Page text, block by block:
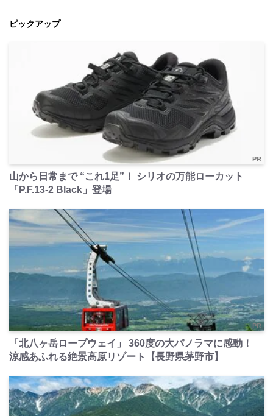
ピックアップ
PR
山から日常まで “これ1足”！ シリオの万能ローカット
「P.F.13-2 Black」登場
PR
「北八ヶ岳ロープウェイ」 360度の大パノラマに感動！
涼感あふれる絶景高原リゾート【長野県茅野市】